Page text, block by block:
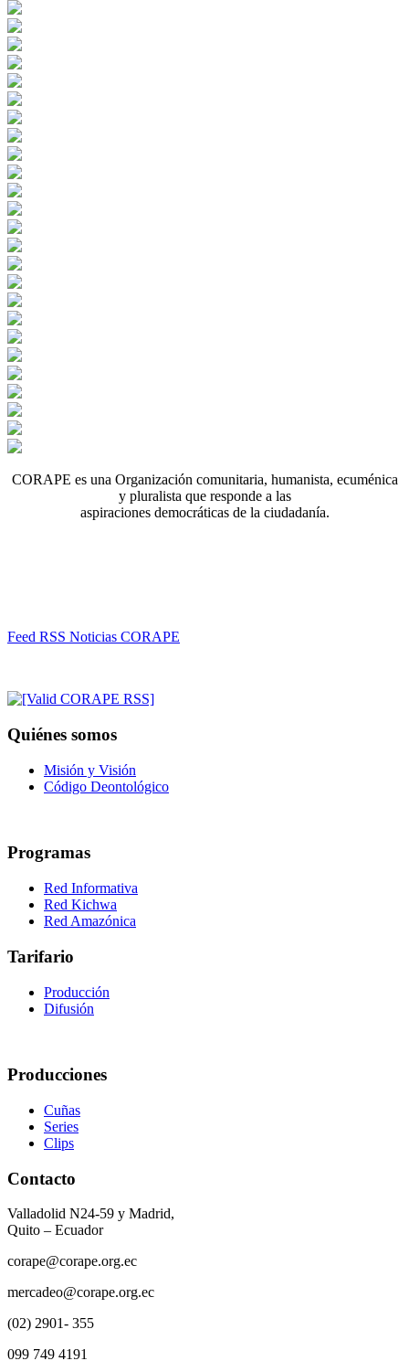
CORAPE es una Organización comunitaria, humanista, ecuménica
y pluralista que responde a las
aspiraciones democráticas de la ciudadanía.
Feed RSS Noticias CORAPE
Quiénes somos
Misión y Visión
Código Deontológico
Programas
Red Informativa
Red Kichwa
Red Amazónica
Tarifario
Producción
Difusión
Producciones
Cuñas
Series
Clips
Contacto
Valladolid N24-59 y Madrid,
Quito – Ecuador
corape@corape.org.ec
mercadeo@corape.org.ec
(02) 2901- 355
099 749 4191